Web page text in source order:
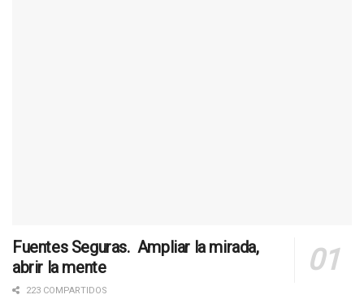
Fuentes Seguras. Ampliar la mirada,
abrir la mente
223 COMPARTIDOS